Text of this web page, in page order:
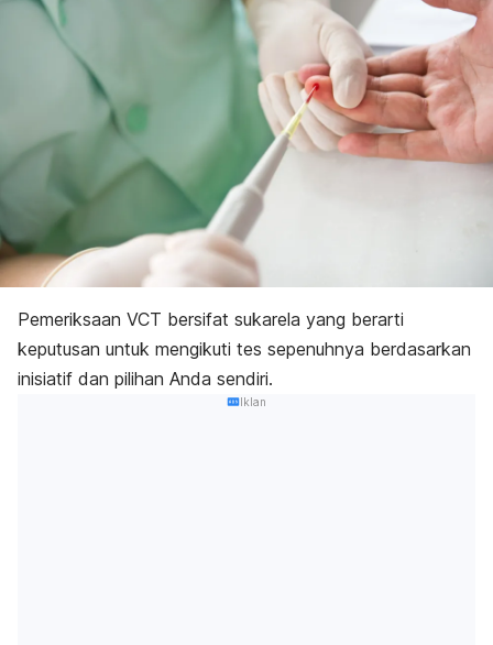
Pemeriksaan VCT bersifat sukarela yang berarti
keputusan untuk mengikuti tes sepenuhnya berdasarkan
inisiatif dan pilihan Anda sendiri.
Iklan